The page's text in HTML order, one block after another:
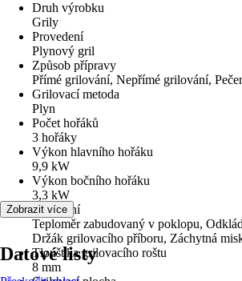
Druh výrobku
Grily
Provedení
Plynový gril
Způsob přípravy
Přímé grilování, Nepřímé grilování,
Grilovací metoda
Plyn
Počet hořáků
3 hořáky
Výkon hlavního hořáku
9,9 kW
Výkon bočního hořáku
3,3 kW
Vybavení
Teploměr zabudovaný v poklopu,
Držák grilovacího příboru, Záchytná
Tloušťka grilovacího roštu
8 mm
Zobrazit více
Datové listy